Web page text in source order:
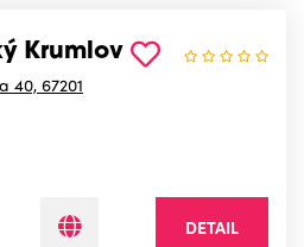
Krumlov
40, 67201
DETAIL